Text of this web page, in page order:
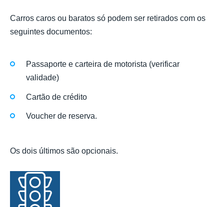
Carros caros ou baratos só podem ser retirados com os
seguintes documentos:
Passaporte e carteira de motorista (verificar
validade)
Cartão de crédito
Voucher de reserva.
Os dois últimos são opcionais.